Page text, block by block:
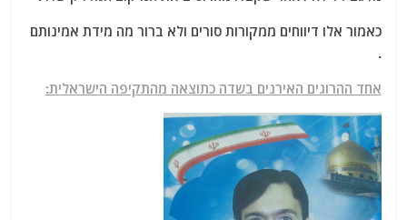
כאמור אלו דיווחים ממקורות סורים ולא ברור מה מידת אמינותם
.
אחד ההרוגים האירנים בשדה כתוצאה מהתקיפה הישראלית: